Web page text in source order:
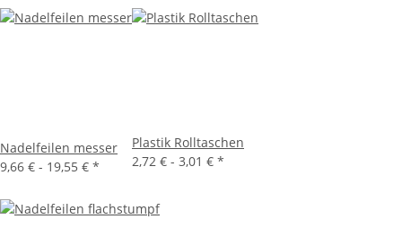
Nadelfeilen messer
9,66 € - 19,55 € *
Plastik Rolltaschen
2,72 € - 3,01 € *